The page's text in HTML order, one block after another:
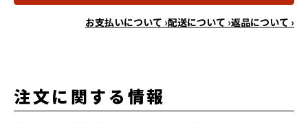
お支払いについて ›配送について ›返品について ›
注文に関する情報